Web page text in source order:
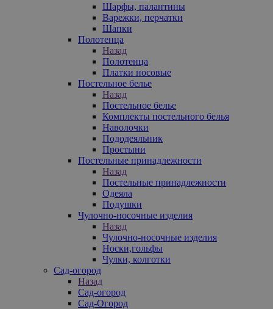
Шарфы, палантины
Варежки, перчатки
Шапки
Полотенца
Назад
Полотенца
Платки носовые
Постельное белье
Назад
Постельное белье
Комплекты постельного белья
Наволочки
Пододеяльник
Простыни
Постельные принадлежности
Назад
Постельные принадлежности
Одеяла
Подушки
Чулочно-носочные изделия
Назад
Чулочно-носочные изделия
Носки,гольфы
Чулки, колготки
Сад-огород
Назад
Сад-огород
Сад-Огород